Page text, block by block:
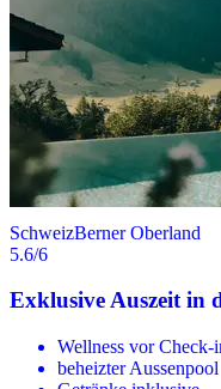
SchweizBerner Oberland
5.6/6
Exklusive Auszeit in
Wellness vor
beheizter Aussenpool